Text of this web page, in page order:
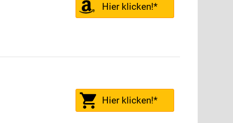
Hier klicken!*
Hier klicken!*